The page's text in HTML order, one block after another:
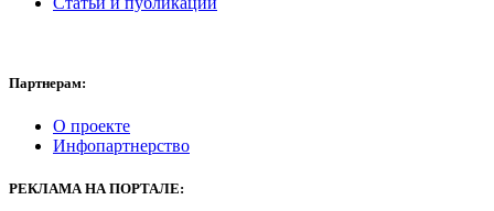
Партнерам:
О проекте
Инфопартнерство
РЕКЛАМАНА ПОРТАЛЕ: